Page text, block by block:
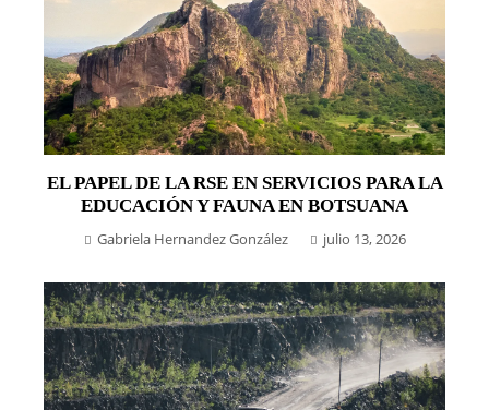
EL PAPEL DE LA RSE EN SERVICIOS PARA LA
EDUCACIÓN Y FAUNA EN BOTSUANA
Gabriela Hernandez González julio 13, 2026